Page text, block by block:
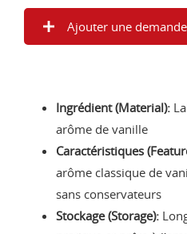
Ajouter une
Ingrédient (Material):
arôme de vanille
Caractéristiques
arôme classique de
sans conservateurs
Stockage (Storage):